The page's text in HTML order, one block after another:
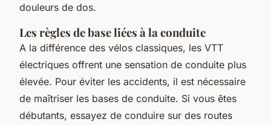
douleurs de dos.
Les règles de base liées à la conduite
A la différence des vélos classiques, les VTT
électriques offrent une sensation de conduite plus
élevée. Pour éviter les accidents, il est nécessaire
de maîtriser les bases de conduite. Si vous êtes
débutants, essayez de conduire sur des routes